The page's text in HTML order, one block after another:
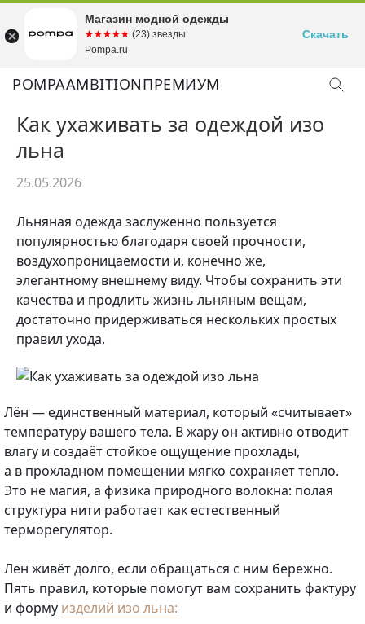
POMPAAMBITIONПРЕМИУМ
Льняная одежда заслуженно пользуется
популярностью благодаря своей прочности,
воздухопроницаемости и, конечно же,
элегантному внешнему виду. Чтобы сохранить эти
качества и продлить жизнь льняным вещам,
достаточно придерживаться нескольких простых
правил ухода.
Как ухаживать за одеждой изо
льна
25.05.2026
Лён — единственный материал, который «считывает»
температуру вашего тела. В жару он активно отводит
влагу и создаёт стойкое ощущение прохлады,
а в прохладном помещении мягко сохраняет тепло.
Это не магия, а физика природного волокна: полая
структура нити работает как естественный
терморегулятор.
Лен живёт долго, если обращаться с ним бережно.
Пять правил, которые помогут вам сохранить фактуру
и форму изделий изо льна:
Магазин модной одежды
☆☆☆☆☆
★★★★★ (23) звезды
Pompa.ru
Скачать